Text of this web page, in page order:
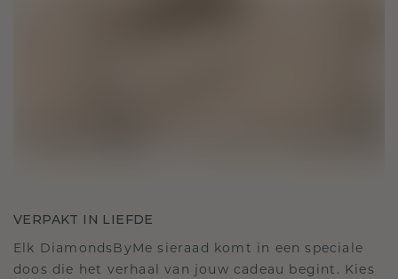
VERPAKT IN LIEFDE
Elk DiamondsByMe sieraad komt in een speciale
doos die het verhaal van jouw cadeau begint. Kies